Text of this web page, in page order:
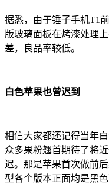
据悉，由于锤子手机T1
版玻璃面板在烤漆处理
差，良品率较低。
白色苹果也曾迟到
相信大家都还记得当年白
众多果粉翘首期待了将
迟。那是苹果首次做前
型各个版本正面均是黑色